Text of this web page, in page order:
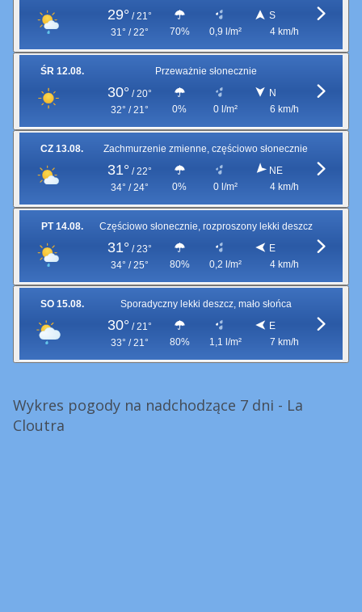
29° / 21°
31° / 22°
70% 0,9 l/m²
S
4 km/h
ŚR 12.08. Przeważnie słonecznie
30° / 20°
32° / 21°
0% 0 l/m²
N
6 km/h
CZ 13.08. Zachmurzenie zmienne, częściowo słonecznie
31° / 22°
34° / 24°
0% 0 l/m²
NE
4 km/h
PT 14.08. Częściowo słonecznie, rozproszony lekki deszcz
31° / 23°
34° / 25°
80% 0,2 l/m²
E
4 km/h
SO 15.08. Sporadyczny lekki deszcz, mało słońca
30° / 21°
33° / 21°
80% 1,1 l/m²
E
7 km/h
Wykres pogody na nadchodzące 7 dni - La
Cloutra